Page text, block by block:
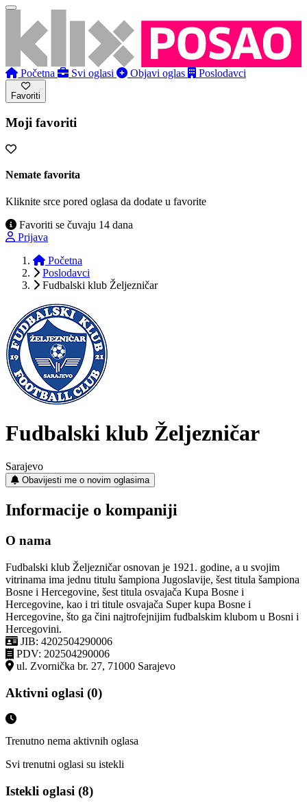
Početna Svi oglasi Objavi oglas Poslodavci
Favoriti
Moji favoriti
Nemate favorita
Kliknite srce pored oglasa da dodate u favorite
Favoriti se čuvaju 14 dana
Prijava
Početna
Poslodavci
Fudbalski klub Željezničar
Fudbalski klub Željezničar
Sarajevo
Obavijesti me o novim oglasima
Informacije o kompaniji
O nama
Fudbalski klub Željezničar osnovan je 1921. godine, a u svojim
vitrinama ima jednu titulu šampiona Jugoslavije, šest titula šampiona
Bosne i Hercegovine, šest titula osvajača Kupa Bosne i
Hercegovine, kao i tri titule osvajača Super kupa Bosne i
Hercegovine, što ga čini najtrofejnijim fudbalskim klubom u Bosni i
Hercegovini.
JIB: 4202504290006
PDV: 202504290006
ul. Zvornička br. 27, 71000 Sarajevo
Aktivni oglasi (0)
Trenutno nema aktivnih oglasa
Svi trenutni oglasi su istekli
Istekli oglasi (8)